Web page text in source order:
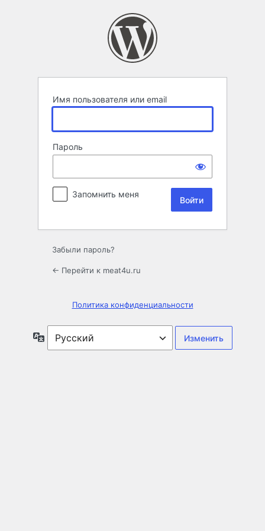
Имя пользователя или email
Пароль
Запомнить меня
Забыли пароль?
← Перейти к meat4u.ru
Политика конфиденциальности
Язык